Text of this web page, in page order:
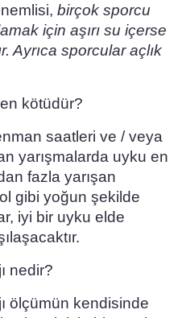
birçok sporcu
için aşırı su içerse
Ayrıca sporcular açlık
kötüdür?
saatleri ve / veya
yarışmalarda uyku en
fazla yarışan
gibi yoğun şekilde
iyi bir uyku elde
nedir?
ölçümün kendisinde